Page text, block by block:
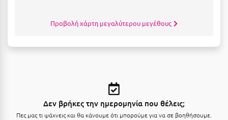
Προβολή χάρτη μεγαλύτερου μεγέθους
Δεν βρήκες την ημερομηνία που θέλεις;
Πες μας τι ψάχνεις και θα κάνουμε ότι μπορούμε για να σε βοηθήσουμε.